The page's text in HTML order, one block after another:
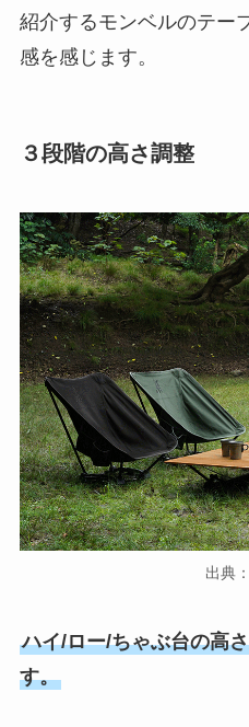
紹介するモンベルのテー
感を感じます。
３段階の高さ調整
出典
ハイ/ロー/ちゃぶ台の高
す。